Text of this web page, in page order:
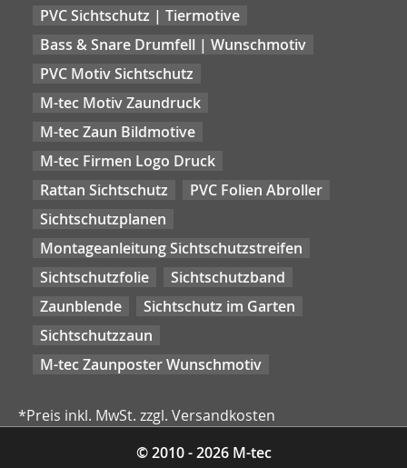
PVC Sichtschutz | Tiermotive
Bass & Snare Drumfell | Wunschmotiv
PVC Motiv Sichtschutz
M-tec Motiv Zaundruck
M-tec Zaun Bildmotive
M-tec Firmen Logo Druck
Rattan Sichtschutz
PVC Folien Abroller
Sichtschutzplanen
Montageanleitung Sichtschutzstreifen
Sichtschutzfolie
Sichtschutzband
Zaunblende
Sichtschutz im Garten
Sichtschutzzaun
M-tec Zaunposter Wunschmotiv
*Preis inkl. MwSt. zzgl. Versandkosten
© 2010 - 2026 M-tec